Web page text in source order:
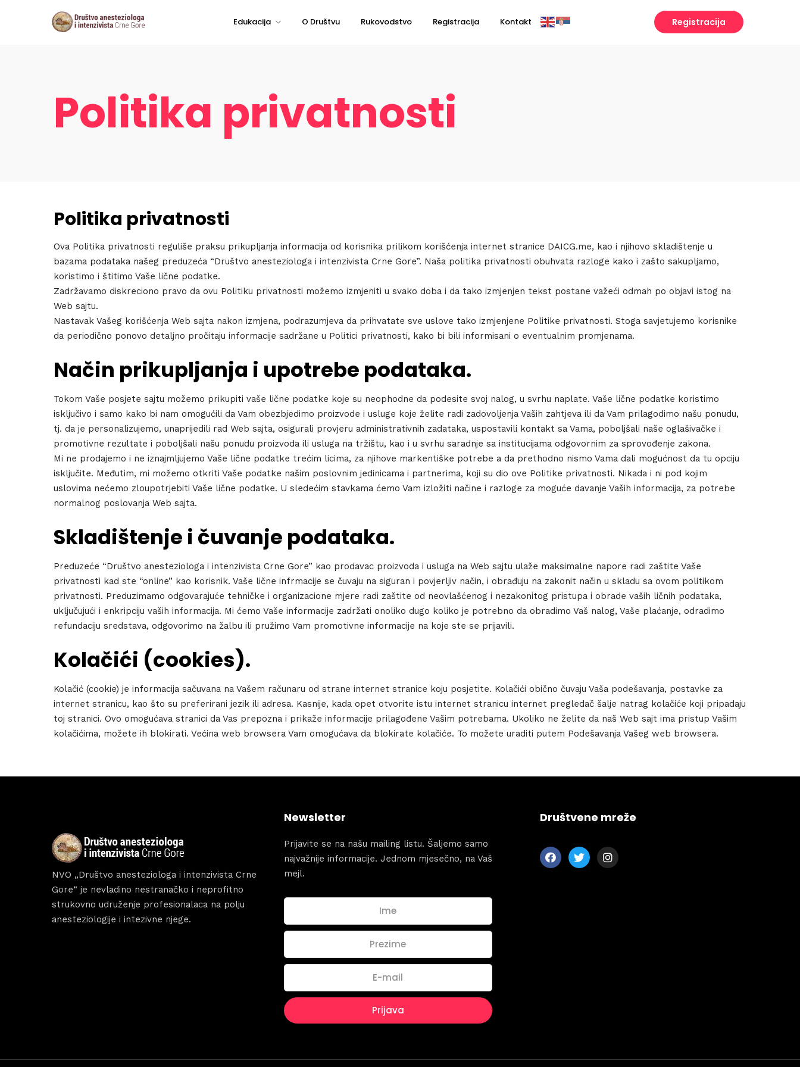
Edukacija O Društvu Rukovodstvo Registracija Kontakt Registracija
Politika privatnosti
Politika privatnosti
Ova Politika privatnosti reguliše praksu prikupljanja informacija od korisnika prilikom korišćenja internet stranice DAICG.me, kao i njihovo skladištenje u
bazama podataka našeg preduzeća “Društvo anesteziologa i intenzivista Crne Gore”. Naša politika privatnosti obuhvata razloge kako i zašto sakupljamo,
koristimo i štitimo Vaše lične podatke.
Zadržavamo diskreciono pravo da ovu Politiku privatnosti možemo izmjeniti u svako doba i da tako izmjenjen tekst postane važeći odmah po objavi istog na
Web sajtu.
Nastavak Vašeg korišćenja Web sajta nakon izmjena, podrazumjeva da prihvatate sve uslove tako izmjenjene Politike privatnosti. Stoga savjetujemo korisnike
da periodično ponovo detaljno pročitaju informacije sadržane u Politici privatnosti, kako bi bili informisani o eventualnim promjenama.
Način prikupljanja i upotrebe podataka.
Tokom Vaše posjete sajtu možemo prikupiti vaše lične podatke koje su neophodne da podesite svoj nalog, u svrhu naplate. Vaše lične podatke koristimo
isključivo i samo kako bi nam omogućili da Vam obezbjedimo proizvode i usluge koje želite radi zadovoljenja Vaših zahtjeva ili da Vam prilagodimo našu ponudu,
tj. da je personalizujemo, unaprijedili rad Web sajta, osigurali provjeru administrativnih zadataka, uspostavili kontakt sa Vama, poboljšali naše oglašivačke i
promotivne rezultate i poboljšali našu ponudu proizvoda ili usluga na tržištu, kao i u svrhu saradnje sa institucijama odgovornim za sprovođenje zakona.
Mi ne prodajemo i ne iznajmljujemo Vaše lične podatke trećim licima, za njihove markentiške potrebe a da prethodno nismo Vama dali mogućnost da tu opciju
isključite. Međutim, mi možemo otkriti Vaše podatke našim poslovnim jedinicama i partnerima, koji su dio ove Politike privatnosti. Nikada i ni pod kojim
uslovima nećemo zloupotrjebiti Vaše lične podatke. U sledećim stavkama ćemo Vam izložiti načine i razloge za moguće davanje Vaših informacija, za potrebe
normalnog poslovanja Web sajta.
Skladištenje i čuvanje podataka.
Preduzeće “Društvo anesteziologa i intenzivista Crne Gore” kao prodavac proizvoda i usluga na Web sajtu ulaže maksimalne napore radi zaštite Vaše
privatnosti kad ste “online” kao korisnik. Vaše lične infrmacije se čuvaju na siguran i povjerljiv način, i obrađuju na zakonit način u skladu sa ovom politikom
privatnosti. Preduzimamo odgovarajuće tehničke i organizacione mjere radi zaštite od neovlašćenog i nezakonitog pristupa i obrade vaših ličnih podataka,
uključujući i enkripciju vaših informacija. Mi ćemo Vaše informacije zadržati onoliko dugo koliko je potrebno da obradimo Vaš nalog, Vaše plaćanje, odradimo
refundaciju sredstava, odgovorimo na žalbu ili pružimo Vam promotivne informacije na koje ste se prijavili.
Kolačići (cookies).
Kolačić (cookie) je informacija sačuvana na Vašem računaru od strane internet stranice koju posjetite. Kolačići obično čuvaju Vaša podešavanja, postavke za
internet stranicu, kao što su preferirani jezik ili adresa. Kasnije, kada opet otvorite istu internet stranicu internet pregledač šalje natrag kolačiće koji pripadaju
toj stranici. Ovo omogućava stranici da Vas prepozna i prikaže informacije prilagođene Vašim potrebama. Ukoliko ne želite da naš Web sajt ima pristup Vašim
kolačićima, možete ih blokirati. Većina web browsera Vam omogućava da blokirate kolačiće. To možete uraditi putem Podešavanja Vašeg web browsera.
NVO „Društvo anesteziologa i intenzivista Crne
Gore“ je nevladino nestranačko i neprofitno
strukovno udruženje profesionalaca na polju
anesteziologije i intezivne njege.
Newsletter
Prijavite se na našu mailing listu. Šaljemo samo
najvažnije informacije. Jednom mjesečno, na Vaš
mejl.
Društvene mreže
Home
Schedules
Speakers
About
Sunday to Wednesday
Where